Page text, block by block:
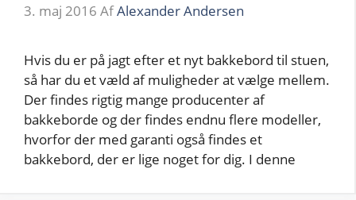
3. maj 2016 AfAlexander Andersen
Hvis du er på jagt efter et nyt bakkebord til stuen,
så har du et væld af muligheder at vælge mellem.
Der findes rigtig mange producenter af
bakkeborde og der findes endnu flere modeller,
hvorfor der med garanti også findes et
bakkebord, der er lige noget for dig. I denne